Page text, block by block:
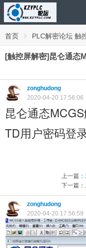
首页 › PLC解密论坛 触
[触控屏解密]昆仑通态
zonghudong
2020-04-20 17:56:06
昆仑通态
TD用户密码登
上一篇：
下一篇：
zonghudong
2020-04-20 17:56:59